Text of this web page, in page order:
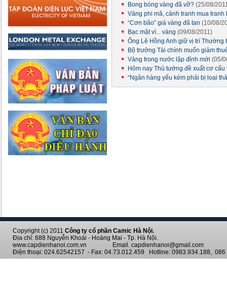
Bong bóng vàng đã vỡ? (25/08/
Vàng phi mã, cảnh tranh mua
“Cơn bão” giá vàng đã tan (10/08/
Bạc mặt vì... vàng (09/08/2011)
Ông Lê Hồng Anh giữ vị trí Thường
Bộ trưởng Tài chính muốn giảm
Vàng trong nước lập đỉnh mới (05/
Hôm nay Thủ tướng đề xuất cơ
“Ngân hàng yếu kém phải bị loại
Copyright (c) 2011 Công ty cổ phần Camic Hà Nội.
Địa chỉ: 688 Nguyễn Khoái - Hoàng Mai - Tp. Hà Nội.
www.capdienhanoi.com.vn Email. capdienhanoi@gmail.com
Điện thoại: 024.62542157 - Fax: 04.73.012.459 Hotline: 0983.934.188, 086